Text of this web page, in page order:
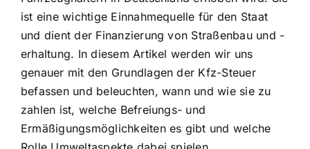
ist eine wichtige Einnahmequelle für den Staat
und dient der Finanzierung von Straßenbau und -
erhaltung. In diesem Artikel werden wir uns
genauer mit den Grundlagen der Kfz-Steuer
befassen und beleuchten, wann und wie sie zu
zahlen ist, welche Befreiungs- und
Ermäßigungsmöglichkeiten es gibt und welche